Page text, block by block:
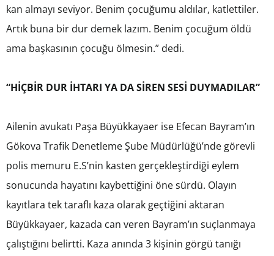
kan almayı seviyor. Benim çocuğumu aldılar, katlettiler.
Artık buna bir dur demek lazım. Benim çocuğum öldü
ama başkasının çocuğu ölmesin.” dedi.
“HİÇBİR DUR İHTARI YA DA SİREN SESİ DUYMADILAR”
Ailenin avukatı Paşa Büyükkayaer ise Efecan Bayram’ın
Gökova Trafik Denetleme Şube Müdürlüğü’nde görevli
polis memuru E.S’nin kasten gerçekleştirdiği eylem
sonucunda hayatını kaybettiğini öne sürdü. Olayın
kayıtlara tek taraflı kaza olarak geçtiğini aktaran
Büyükkayaer, kazada can veren Bayram’ın suçlanmaya
çalıştığını belirtti. Kaza anında 3 kişinin görgü tanığı